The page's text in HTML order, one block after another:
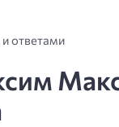
ответами